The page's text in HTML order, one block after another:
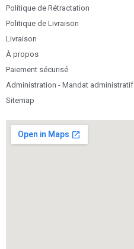
Politique de Rétractation
Politique de Livraison
Livraison
À propos
Paiement sécurisé
Administration - Mandat administratif
Sitemap